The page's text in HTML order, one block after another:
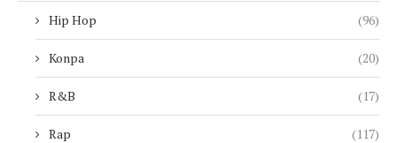
Hip Hop (96)
Konpa (20)
R&B (17)
Rap (117)